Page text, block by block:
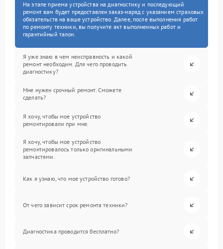
На этапе приема устройства на диагностику и последующий
ремонт вам будет предоставлен заказ-наряд с указанием страховых
обязательств на ваше устройство. Далее, после выполнения работ
по ремонту техники, вы получите акт выполненных работ и
гарантийный талон.
Я уже знаю в чем неисправность и какой
ремонт необходим. Для чего проводить
диагностику?
Мне нужен срочный ремонт. Сможете
сделать?
Я хочу, чтобы мое устройство
ремонтировали при мне.
Я хочу, чтобы мое устройство
ремонтировалось только оригинальными
запчастями.
Как я узнаю, что мое устройство готово?
От чего зависит срок ремонта техники?
Диагностика проводится бесплатно?